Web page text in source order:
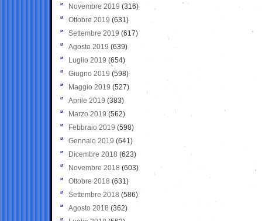
Novembre 2019 (316)
Ottobre 2019 (631)
Settembre 2019 (617)
Agosto 2019 (639)
Luglio 2019 (654)
Giugno 2019 (598)
Maggio 2019 (527)
Aprile 2019 (383)
Marzo 2019 (562)
Febbraio 2019 (598)
Gennaio 2019 (641)
Dicembre 2018 (623)
Novembre 2018 (603)
Ottobre 2018 (631)
Settembre 2018 (586)
Agosto 2018 (362)